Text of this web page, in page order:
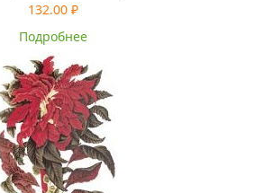
132.00 ₽
Подробнее